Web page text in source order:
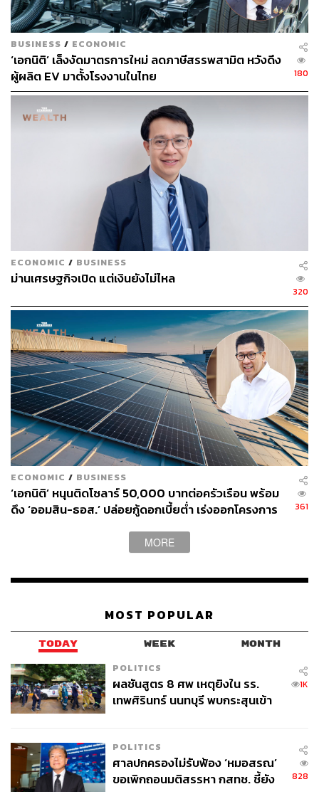
โดยกฎหมายฉบับดังกล่าวยังกำหนดข้อยกเว้นให้ผู้เดินทาง ดัง
ต่อไปนี้
(1) ผู้มีหน้าที่ทำการเกี่ยวกับการประกอบการขนส่ง ซึ่งโดย
ลักษณะหน้าที่ผู้นั้นไม่ต้องเสียค่าโดยสาร และเดินทางออก
นอกราชอาณาจักรโดยหน้าที่การงานของผู้ประกอบกิจการ
ขนส่งซึ่งตนมีหน้าที่
(2) ผู้เดินทางออกนอกราชอาณาจักรโดยใช้ใบอนุญาตผ่าน
(3) ผู้เดินทางตามที่จะได้กำหนดยกเว้นโดยกฎกระทรวง
ทั้งนี้ กฎหมายดังกล่าวยังระบุว่า รัฐบาลสามารถกำหนดอัตรา
การเก็บภาษีดังกล่าวได้ ผ่านการออกกฎกระทรวง แต่ไม่ให้
เกินครั้งละ 5 พันบาท
ท่องเที่ยวชาวไทยที่เดินทางออกนอกประเทศย้อนหลัง ดังนี้
ปี 2562: 10,446,496 ล้านคน
ปี 2563: 1,706,164 ล้านคน (ช่วงโควิด)
ปี 2564: 17,445 ล้านคน (ช่วงโควิด)
ปี 2565: 4,043,591 ล้านคน
ปี 2566: 8,484,718 ล้านคน
ปี 2567: 11,720,634 ล้านคน
ดึงรายได้อุดหนุน ‘ไทยเที่ยวไทย’ ลดภาระการกู้เงิน
ของรัฐ
กระทรวงการคลังต้องการนำกฎหมายนี้กลับมาพิจารณาใหม่
การท่องเที่ยวภายในประเทศ เช่น โครงการไทยเที่ยวไทย
โดยอาจจัดเก็บจากคนไทยที่เดินทางไปท่องเที่ยวต่างประเทศ
ในอัตราที่กำลังศึกษา เช่น 1,000 บาท
ทั้งนี้ อาจมีการพิจารณาเงื่อนไขยกเว้นให้กับกลุ่มนักเรียน
นักศึกษา หรือผู้ที่เดินทางไปทำงาน
Co-payment เพื่อสนับสนุนค่าใช้จ่ายในการท่องเที่ยวเมือง
หลักและเมืองรอง คล้ายกับโครงการ ‘เราเที่ยวด้วยกัน’ ใน
อดีต รมว.ท่องเที่ยวฯ ระบุว่าในเชิงหลักการถือว่าเป็นเรื่องที่ดี
BUSINESS / ECONOMIC
‘เอกนิติ’ เล็งงัดมาตรการใหม่ ลดภาษีสรรพสามิต หวังดึง
ผู้ผลิต EV มาตั้งโรงงานในไทย
180
ECONOMIC / BUSINESS
ม่านเศรษฐกิจเปิด แต่เงินยังไม่ไหล
320
ECONOMIC / BUSINESS
‘เอกนิติ’ หนุนติดโซลาร์ 50,000 บาทต่อครัวเรือน พร้อม
ดึง ‘ออมสิน-ธอส.’ ปล่อยกู้ดอกเบี้ยต่ำ เร่งออกโครงการ
361
MORE
MOST POPULAR
TODAY WEEK MONTH
POLITICS
ผลชันสูตร 8 ศพ เหตุยิงใน รร.
เทพศิรินทร์ นนทบุรี พบกระสุนเข้า
1K
POLITICS
ศาลปกครองไม่รับฟ้อง ‘หมอสรณ’
ขอเพิกถอนมติสรรหา กสทช. ชี้ยัง
828